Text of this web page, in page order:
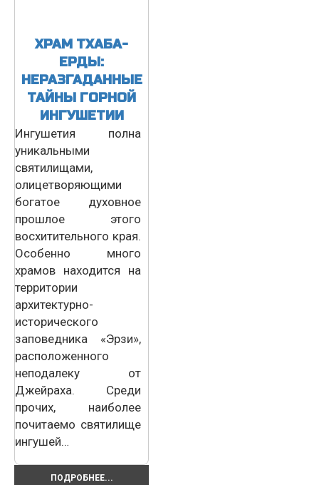
ХРАМ ТХАБА-
ЕРДЫ:
НЕРАЗГАДАННЫЕ
ТАЙНЫ ГОРНОЙ
ИНГУШЕТИИ
Ингушетия полна
уникальными
святилищами,
олицетворяющими
богатое духовное
прошлое этого
восхитительного края.
Особенно много
храмов находится на
территории
архитектурно-
исторического
заповедника «Эрзи»,
расположенного
неподалеку от
Джейраха. Среди
прочих, наиболее
почитаемо святилище
ингушей…
ПОДРОБНЕЕ...